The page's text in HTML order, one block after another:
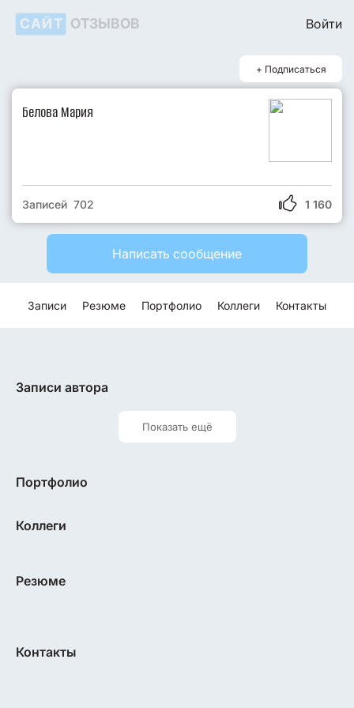
САЙТ ОТЗЫВОВ Войти
+ Подписаться
Белова Мария
1 160
Записей 702
Написать сообщение
Записи Резюме Портфолио Коллеги Контакты
Записи автора
Показать ещё
Портфолио
Коллеги
Резюме
Контакты